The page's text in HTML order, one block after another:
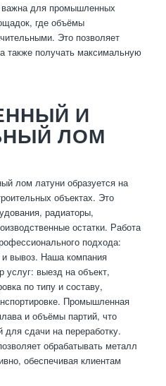
важна для промышленных
где объёмы
Это позволяет
также получать максимальную
И
ЛОМ
лом латуни образуется на
объектах. Это
радиаторы,
остатки. Работа
подхода:
и вывоз. Наша компания
услуг: выезд на объект,
по типу и составу,
Промышленная
и объёмы партий, что
для сдачи на переработку.
обрабатывать металл
обеспечивая клиентам